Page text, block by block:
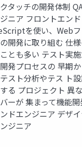
タッチの開発体制
ニア フロントエン
を使い、Web
開発に取り組む 仕
とも多い テスト実
発プロセスの 早期
スト分析やテス ト
る プロジェクト 異
ーが 集まって機能
ドエンジニア デザ
ジニア